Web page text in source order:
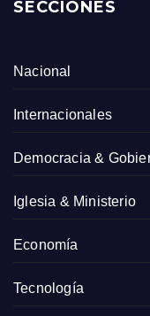
SECCIONES
Nacional
Internacionales
Democracia &
Iglesia & Ministerio
Economía
Tecnología